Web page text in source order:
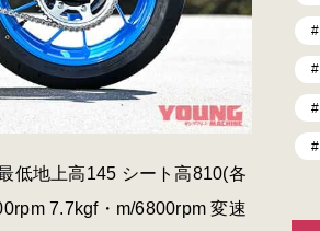
低地上高145 シート高810(各
7.7kgf・m/6800rpm 変速